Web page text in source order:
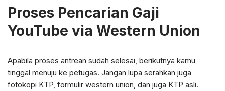
Proses Pencarian Gaji
YouTube via Western Union
Apabila proses antrean sudah selesai, berikutnya kamu
tinggal menuju ke petugas. Jangan lupa serahkan juga
fotokopi KTP, formulir western union, dan juga KTP asli.